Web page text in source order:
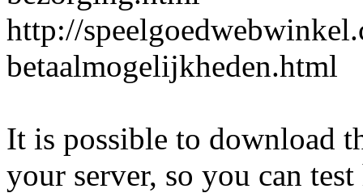
http://
betaalmogelijkheden.html
It is possible to download
your server, so you can